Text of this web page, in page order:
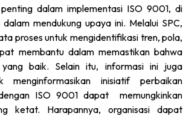
dalam implementasi ISO 9001, di
mendukung upaya ini. Melalui SPC,
proses untuk mengidentifikasi tren, pola,
membantu dalam memastikan bahwa
baik. Selain itu, informasi ini juga
inisiatif perbaikan
ISO 9001 dapat memungkinkan
ketat. Harapannya, organisasi dapat